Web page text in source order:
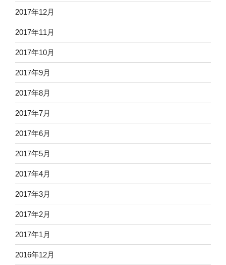
2017年12月
2017年11月
2017年10月
2017年9月
2017年8月
2017年7月
2017年6月
2017年5月
2017年4月
2017年3月
2017年2月
2017年1月
2016年12月